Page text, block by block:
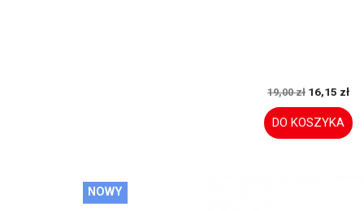
19,00 zł 16,15 zł
DO KOSZYKA
NOWY